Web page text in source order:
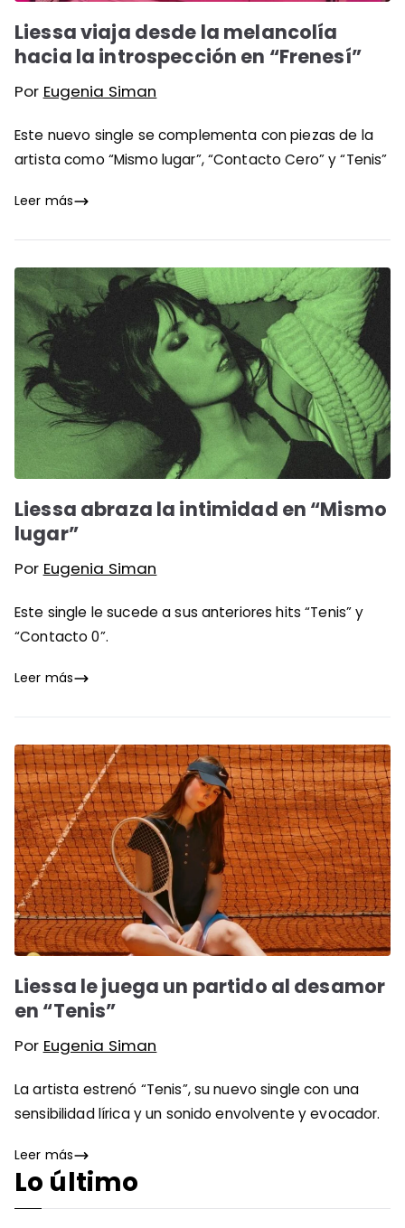
Liessa viaja desde la melancolía
hacia la introspección en “Frenesí”
Por Eugenia Siman
Este nuevo single se complementa con piezas de la
artista como “Mismo lugar”, “Contacto Cero” y “Tenis”
Leer más
Liessa abraza la intimidad en “Mismo
lugar”
Por Eugenia Siman
Este single le sucede a sus anteriores hits “Tenis” y
“Contacto 0”.
Leer más
Liessa le juega un partido al desamor
en “Tenis”
Por Eugenia Siman
La artista estrenó “Tenis”, su nuevo single con una
sensibilidad lírica y un sonido envolvente y evocador.
Leer más
Lo último